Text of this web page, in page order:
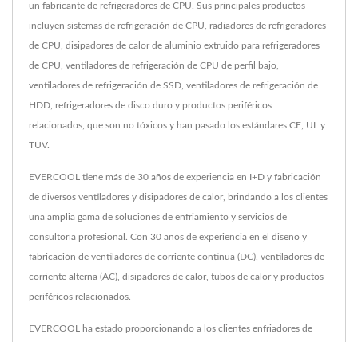
un fabricante de refrigeradores de CPU. Sus principales productos
incluyen sistemas de refrigeración de CPU, radiadores de refrigeradores
de CPU, disipadores de calor de aluminio extruido para refrigeradores
de CPU, ventiladores de refrigeración de CPU de perfil bajo,
ventiladores de refrigeración de SSD, ventiladores de refrigeración de
HDD, refrigeradores de disco duro y productos periféricos
relacionados, que son no tóxicos y han pasado los estándares CE, UL y
TUV.
EVERCOOL tiene más de 30 años de experiencia en I+D y fabricación
de diversos ventiladores y disipadores de calor, brindando a los clientes
una amplia gama de soluciones de enfriamiento y servicios de
consultoría profesional. Con 30 años de experiencia en el diseño y
fabricación de ventiladores de corriente continua (DC), ventiladores de
corriente alterna (AC), disipadores de calor, tubos de calor y productos
periféricos relacionados.
EVERCOOL ha estado proporcionando a los clientes enfriadores de